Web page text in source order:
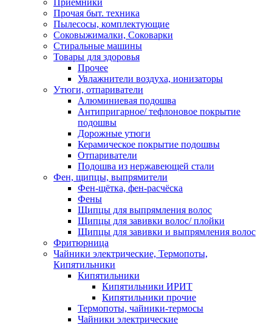
Приемники
Прочая быт. техника
Пылесосы, комплектующие
Соковыжималки, Соковарки
Стиральные машины
Товары для здоровья
Прочее
Увлажнители воздуха, ионизаторы
Утюги, отпариватели
Алюминиевая подошва
Антипригарное/ тефлоновое покрытие
подошвы
Дорожные утюги
Керамическое покрытие подошвы
Отпариватели
Подошва из нержавеющей стали
Фен, щипцы, выпрямители
Фен-щётка, фен-расчёска
Фены
Щипцы для выпрямления волос
Щипцы для завивки волос/ плойки
Щипцы для завивки и выпрямления волос
Фритюрница
Чайники электрические, Термопоты,
Кипятильники
Кипятильники
Кипятильники ИРИТ
Кипятильники прочие
Термопоты, чайники-термосы
Чайники электрические